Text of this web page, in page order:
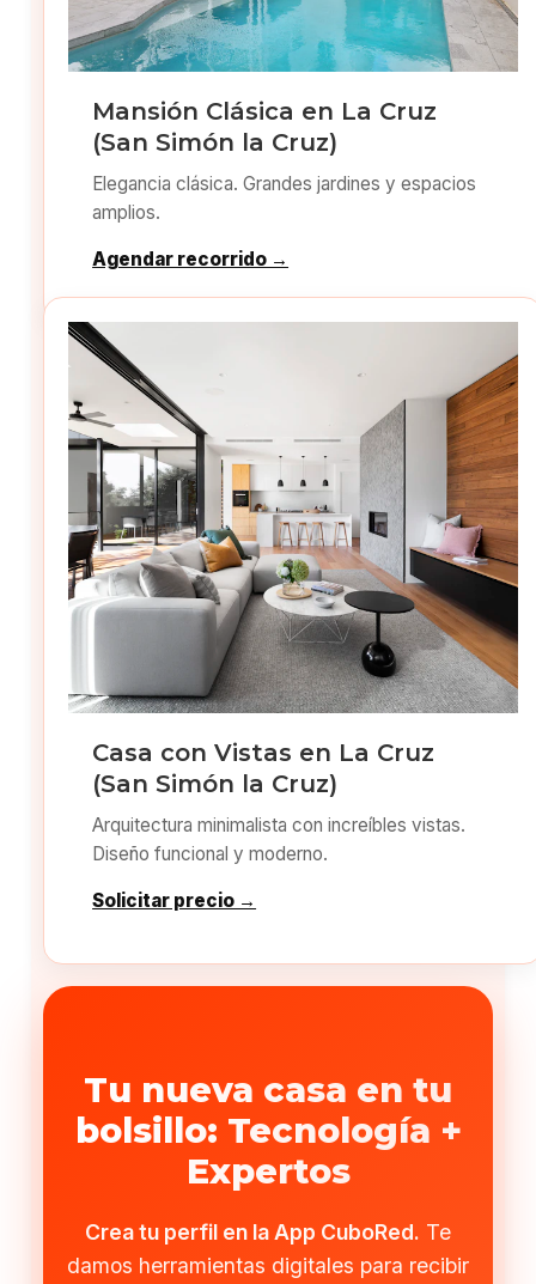
Mansión Clásica en La Cruz
(San Simón la Cruz)
Elegancia clásica. Grandes jardines y espacios
amplios.
Agendar recorrido →
Casa con Vistas en La Cruz
(San Simón la Cruz)
Arquitectura minimalista con increíbles vistas.
Diseño funcional y moderno.
Solicitar precio →
Tu nueva casa en tu
bolsillo: Tecnología +
Expertos
Crea tu perfil en la App CuboRed. Te
damos herramientas digitales para recibir